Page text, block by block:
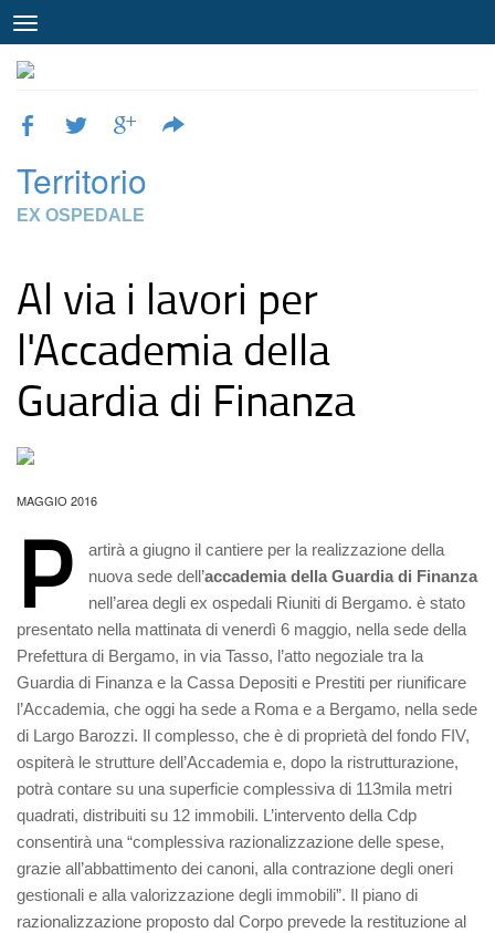
Territorio
EX OSPEDALE
Al via i lavori per
l'Accademia della
Guardia di Finanza
MAGGIO 2016
P
artirà a giugno il cantiere per la realizzazione della
nuova sede dell’accademia della Guardia di Finanza
nell’area degli ex ospedali Riuniti di Bergamo. è stato
presentato nella mattinata di venerdì 6 maggio, nella sede della
Prefettura di Bergamo, in via Tasso, l’atto negoziale tra la
Guardia di Finanza e la Cassa Depositi e Prestiti per riunificare
l’Accademia, che oggi ha sede a Roma e a Bergamo, nella sede
di Largo Barozzi. Il complesso, che è di proprietà del fondo FIV,
ospiterà le strutture dell’Accademia e, dopo la ristrutturazione,
potrà contare su una superficie complessiva di 113mila metri
quadrati, distribuiti su 12 immobili. L’intervento della Cdp
consentirà una “complessiva razionalizzazione delle spese,
grazie all’abbattimento dei canoni, alla contrazione degli oneri
gestionali e alla valorizzazione degli immobili”. Il piano di
razionalizzazione proposto dal Corpo prevede la restituzione al